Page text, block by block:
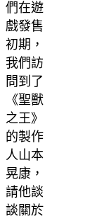
們在遊
戲發售
初期，
我們訪
問到了
《聖獸
之王》
的製作
人山本
晃康，
請他談
談關於